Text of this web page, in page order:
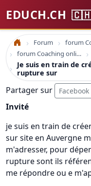
EDUCH.CH
Accueil Forum
forum Coaching online formation professionelle emploi education
Je suis en train de
rupture sur
Partager sur Facebook
Invité
je suis en train de
sur site en Auvergne
m'adresser, pour
rupture sont ils
me répondre ou e